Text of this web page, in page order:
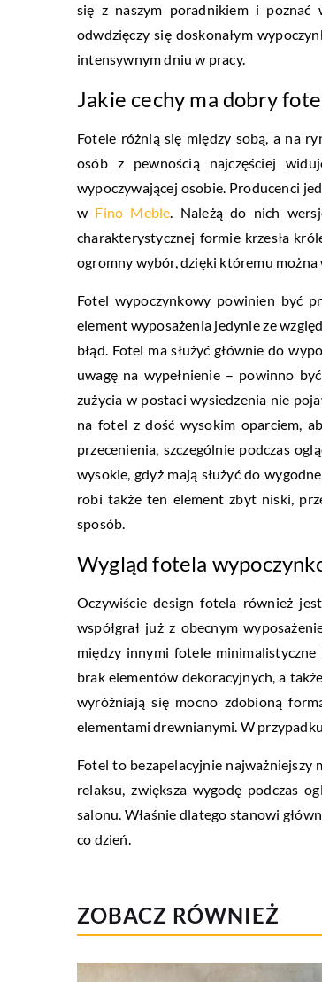
się z naszym poradnikiem i poznać
odwdzięczy się doskonałym
intensywnym dniu w pracy.
Jakie cechy ma dobry
Fotele różnią się między sobą, a na
osób z pewnością najczęściej
wypoczywającej osobie. Producenci
w Fino Meble. Należą do nich
charakterystycznej formie krzesła
ogromny wybór, dzięki któremu
Fotel wypoczynkowy powinien być
element wyposażenia jedynie ze
błąd. Fotel ma służyć głównie do
uwagę na wypełnienie – powinno
zużycia w postaci wysiedzenia nie
na fotel z dość wysokim oparciem,
przecenienia, szczególnie podczas
wysokie, gdyż mają służyć do
robi także ten element zbyt niski,
sposób.
Wygląd fotela
Oczywiście design fotela również
współgrał już z obecnym
między innymi fotele
brak elementów dekoracyjnych, a
wyróżniają się mocno zdobioną
elementami drewnianymi. W
Fotel to bezapelacyjnie
relaksu, zwiększa wygodę podczas
salonu. Właśnie dlatego stanowi
co dzień.
ZOBACZ RÓWNIEŻ